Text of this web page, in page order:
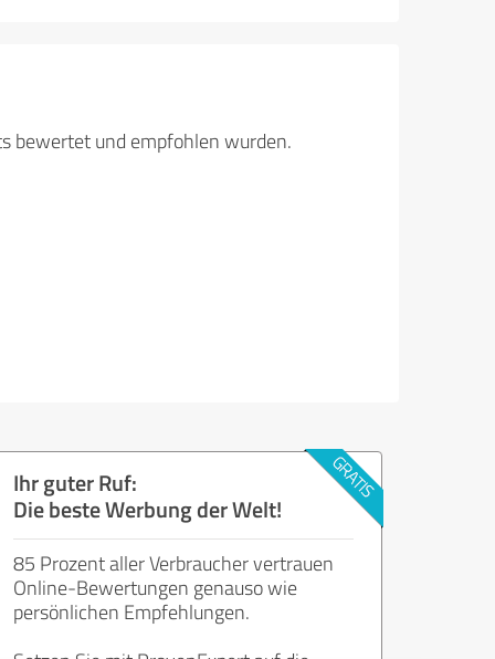
bewertet und empfohlen wurden.
Ihr guter Ruf:
Die beste Werbung der Welt!
85 Prozent aller Verbraucher vertrauen
Online-Bewertungen genauso wie
persönlichen Empfehlungen.